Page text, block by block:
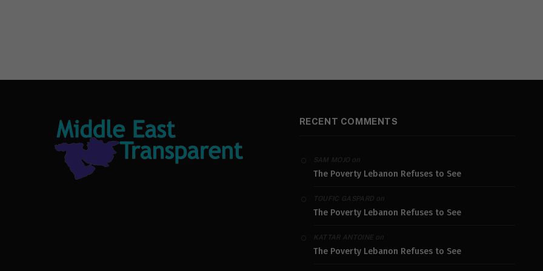
RECENT COMMENTS
SAM MOJO on
The Poverty Lebanon Refuses to See
TOUFIC GASPARD on
The Poverty Lebanon Refuses to See
KATTAR ANTOINEon
The Poverty Lebanon Refuses to See